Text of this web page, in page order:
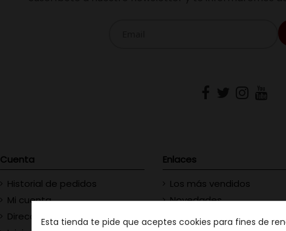
Cuenta
Historial de pedidos
Mi cuenta
Direcciones
Enlaces
Los más vendidos
Novedades
Contacte con nosotros
Esta tienda te pide que aceptes cookies para fines de